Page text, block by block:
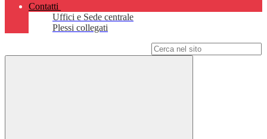
Contatti
Uffici e Sede centrale
Plessi collegati